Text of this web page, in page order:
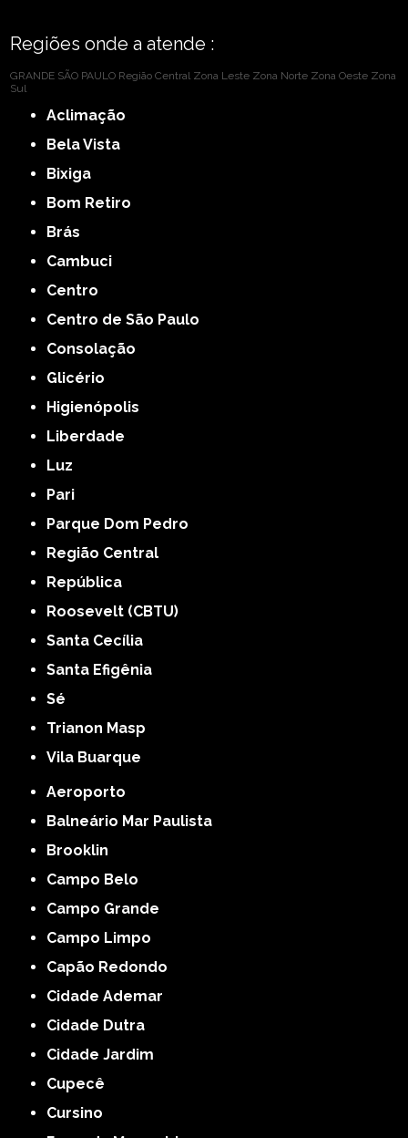
Regiões onde a atende :
GRANDE SÃO PAULO Região Central Zona Leste Zona Norte Zona Oeste Zona
Sul
Aclimação
Bela Vista
Bixiga
Bom Retiro
Brás
Cambuci
Centro
Centro de São Paulo
Consolação
Glicério
Higienópolis
Liberdade
Luz
Pari
Parque Dom Pedro
Região Central
República
Roosevelt (CBTU)
Santa Cecília
Santa Efigênia
Sé
Trianon Masp
Vila Buarque
Aeroporto
Balneário Mar Paulista
Brooklin
Campo Belo
Campo Grande
Campo Limpo
Capão Redondo
Cidade Ademar
Cidade Dutra
Cidade Jardim
Cupecê
Cursino